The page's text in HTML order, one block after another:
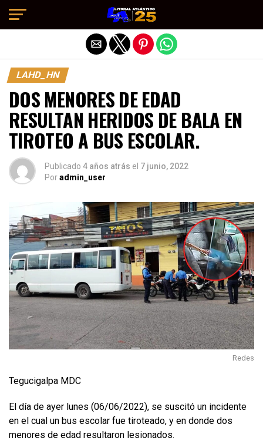
LAHD_HN
DOS MENORES DE EDAD
RESULTAN HERIDOS DE BALA EN
TIROTEO A BUS ESCOLAR.
Publicado 4 años atrás el 7 junio, 2022
Poradmin_user
Redes
Tegucigalpa MDC
El día de ayer lunes (06/06/2022), se suscitó un incidente
en el cual un bus escolar fue tiroteado, y en donde dos
menores de edad resultaron lesionados.
Salir de la versión móvil